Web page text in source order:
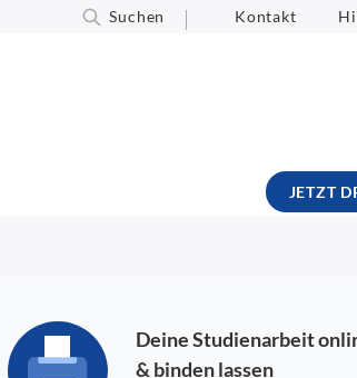
Suchen Kontakt
JETZT
Deine Studienarbeit
& binden lassen